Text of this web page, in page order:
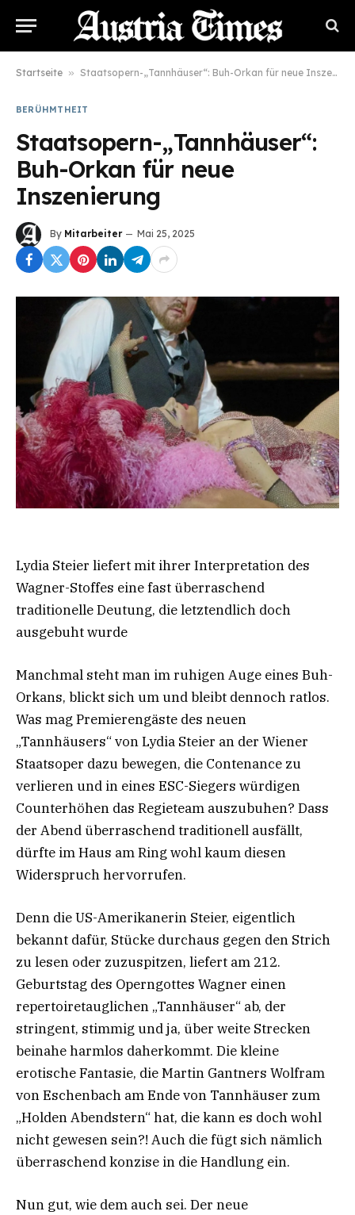
Startseite » Staatsopern-„Tannhäuser“: Buh-Orkan für neue Inszenierung
BERÜHMTHEIT
Staatsopern-„Tannhäuser“:
Buh-Orkan für neue
Inszenierung
By Mitarbeiter Mai 25, 2025
Lydia Steier liefert mit ihrer Interpretation des
Wagner-Stoffes eine fast überraschend
traditionelle Deutung, die letztendlich doch
ausgebuht wurde
Manchmal steht man im ruhigen Auge eines Buh-
Orkans, blickt sich um und bleibt dennoch ratlos.
Was mag Premierengäste des neuen
„Tannhäusers“ von Lydia Steier an der Wiener
Staatsoper dazu bewegen, die Contenance zu
verlieren und in eines ESC-Siegers würdigen
Counterhöhen das Regieteam auszubuhen? Dass
der Abend überraschend traditionell ausfällt,
dürfte im Haus am Ring wohl kaum diesen
Widerspruch hervorrufen.
Denn die US-Amerikanerin Steier, eigentlich
bekannt dafür, Stücke durchaus gegen den Strich
zu lesen oder zuzuspitzen, liefert am 212.
Geburtstag des Operngottes Wagner einen
repertoiretauglichen „Tannhäuser“ ab, der
stringent, stimmig und ja, über weite Strecken
beinahe harmlos daherkommt. Die kleine
erotische Fantasie, die Martin Gantners Wolfram
von Eschenbach am Ende von Tannhäuser zum
„Holden Abendstern“ hat, die kann es doch wohl
nicht gewesen sein?! Auch die fügt sich nämlich
überraschend konzise in die Handlung ein.
Nun gut, wie dem auch sei. Der neue